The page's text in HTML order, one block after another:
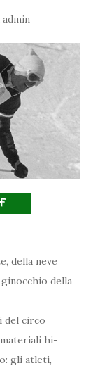
admin
della neve
ginocchio della
del circo
hi-
gli atleti,